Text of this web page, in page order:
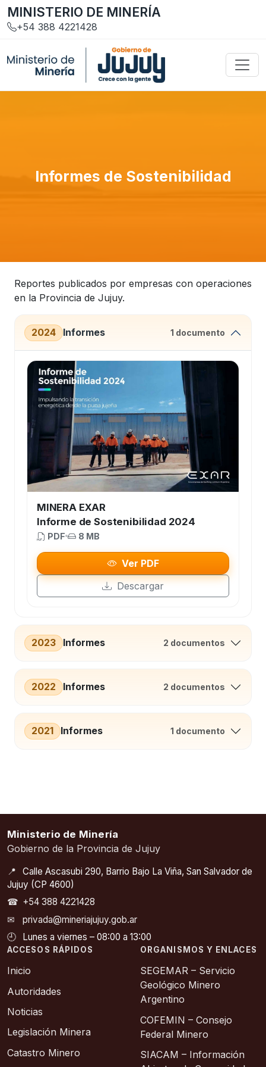
MINISTERIO DE MINERÍA
+54 388 4221428
Informes de Sostenibilidad
Reportes publicados por empresas con operaciones
en la Provincia de Jujuy.
2024 Informes 1 documento
MINERA EXAR
Informe de Sostenibilidad 2024
PDF 8 MB
Ver PDF
Descargar
2023 Informes 2 documentos
2022 Informes 2 documentos
2021 Informes 1 documento
Ministerio de Minería
Gobierno de la Provincia de Jujuy
📍
Calle Ascasubi 290, Barrio Bajo La Viña, San Salvador de
Jujuy (CP 4600)
☎ +54 388 4221428
✉
privada@mineriajujuy.gob.ar
🕘
Lunes a viernes – 08:00 a 13:00
ACCESOS RÁPIDOS
Inicio
Autoridades
Noticias
Legislación Minera
Catastro Minero
ORGANISMOS Y ENLACES
SEGEMAR – Servicio
Geológico Minero
Argentino
COFEMIN – Consejo
Federal Minero
SIACAM – Información